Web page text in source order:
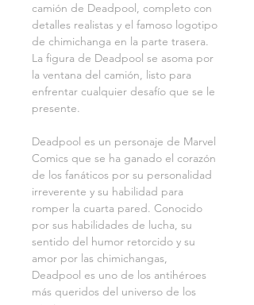
camión de Deadpool, completo con
detalles realistas y el famoso logotipo
de chimichanga en la parte trasera.
La figura de Deadpool se asoma por
la ventana del camión, listo para
enfrentar cualquier desafío que se le
presente.
Deadpool es un personaje de Marvel
Comics que se ha ganado el corazón
de los fanáticos por su personalidad
irreverente y su habilidad para
romper la cuarta pared. Conocido
por sus habilidades de lucha, su
sentido del humor retorcido y su
amor por las chimichangas,
Deadpool es uno de los antihéroes
más queridos del universo de los